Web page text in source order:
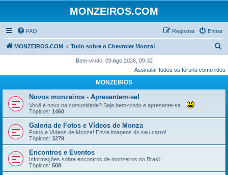
MONZEIROS.COM
FAQ Entrar
Registrar
MONZEIROS.COM Tudo sobre o Chevrolet Monza!
s
s
r
Bem-vindo: 09 Ago 2026, 09:32
Assinalar todos os fóruns como lidos
MONZEIROS
Novos monzeiros - Apresentem-se!
Você é novo na comunidade? Seja bem-vindo e apresente-se...
Tópicos: 1460
Galeria de Fotos e Vídeos de Monza
Fotos e Vídeos de Monza! Envie imagens do seu carro!
Tópicos: 3279
Encontros e Eventos
Informações sobre encontros de monzeiros no Brasil!
Tópicos: 508